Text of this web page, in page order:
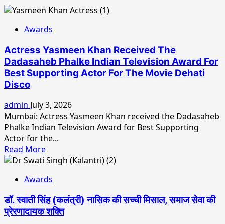
Awards
Actress Yasmeen Khan Received The
Dadasaheb Phalke Indian Television Award For
Best Supporting Actor For The Movie Dehati
Disco
admin July 3, 2026
Mumbai: Actress Yasmeen Khan received the Dadasaheb
Phalke Indian Television Award for Best Supporting
Actor for the...
Read MoreRead
more
Actress
Yasmeen
Khan
Received
Awards
डॉ. स्वाती सिंह (कलंत्री) नासिक की सच्ची मिसाल, समाज सेवा की
प्रेरणादायक शक्ति